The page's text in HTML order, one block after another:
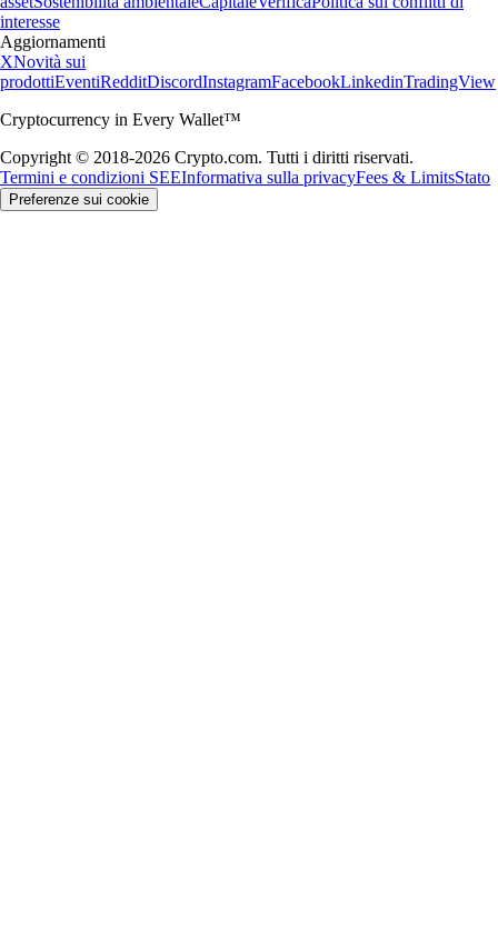
interesse
Aggiornamenti
XNovità sui
prodottiEventiRedditDiscordInstagramFacebookLinkedinTradingView
Cryptocurrency in Every Wallet™
Copyright © 2018-2026 Crypto.com. Tutti i diritti riservati.
Termini e condizioni SEEInformativa sulla privacyFees & LimitsStato
Preferenze sui cookie